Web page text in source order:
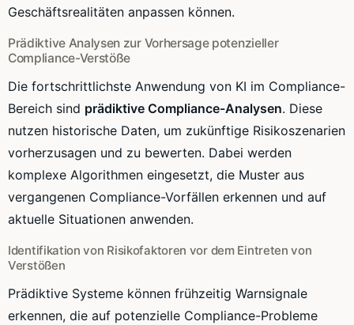
Geschäftsrealitäten anpassen können.
Prädiktive Analysen zur Vorhersage potenzieller
Compliance-Verstöße
Die fortschrittlichste Anwendung von KI im Compliance-
Bereich sind prädiktive Compliance-Analysen. Diese
nutzen historische Daten, um zukünftige Risikoszenarien
vorherzusagen und zu bewerten. Dabei werden
komplexe Algorithmen eingesetzt, die Muster aus
vergangenen Compliance-Vorfällen erkennen und auf
aktuelle Situationen anwenden.
Identifikation von Risikofaktoren vor dem Eintreten von
Verstößen
Prädiktive Systeme können frühzeitig Warnsignale
erkennen, die auf potenzielle Compliance-Probleme